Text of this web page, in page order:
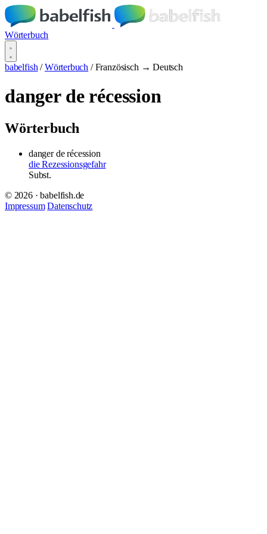
Wörterbuch
babelfish / Wörterbuch / Französisch → Deutsch
danger de récession
Wörterbuch
danger de récession
die Rezessionsgefahr
Subst.
© 2026 · babelfish.de
Impressum Datenschutz